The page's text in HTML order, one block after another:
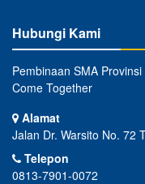
Hubungi Kami
Pembinaan SMA
Come Together
Alamat
Jalan Dr. Warsito No. 72
Telepon
0813-7901-0072